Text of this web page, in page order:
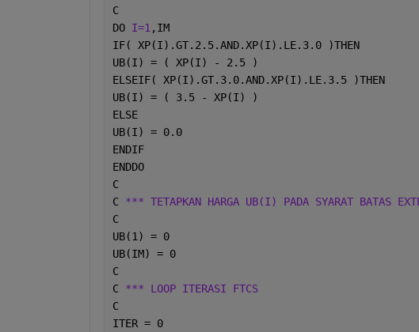
C
DO I=1 ,IM
IF( XP(I).GT.2.5.AND.XP(I).LE.3.0 )THEN
UB(I) = ( XP(I) - 2.5 )
ELSEIF( XP(I).GT.3.0.AND.XP(I).LE.3.5 )THEN
UB(I) = ( 3.5 - XP(I) )
ELSE
UB(I) = 0.0
ENDIF
ENDDO
C
C *** TETAPKAN HARGA UB(I) PADA SYARAT BATAS
C
UB(1) = 0
UB(IM) = 0
C
C *** LOOP ITERASI FTCS
C
ITER = 0